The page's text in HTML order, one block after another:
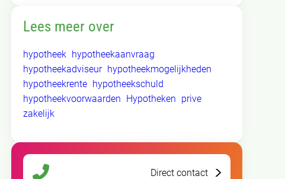
Lees meer over
hypotheek hypotheekaanvraag
hypotheekadviseur hypotheekmogelijkheden
hypotheekrente hypotheekschuld
hypotheekvoorwaarden Hypotheken prive
zakelijk
Direct contact